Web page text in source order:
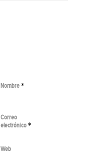
Nombre *
Correo
electrónico *
Web